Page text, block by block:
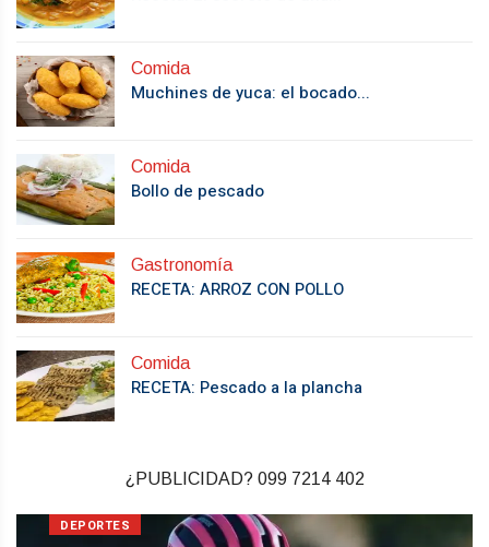
Comida
Muchines de yuca: el bocado...
Comida
Bollo de pescado
Gastronomía
RECETA: ARROZ CON POLLO
Comida
RECETA: Pescado a la plancha
¿PUBLICIDAD? 099 7214 402
DEPORTES